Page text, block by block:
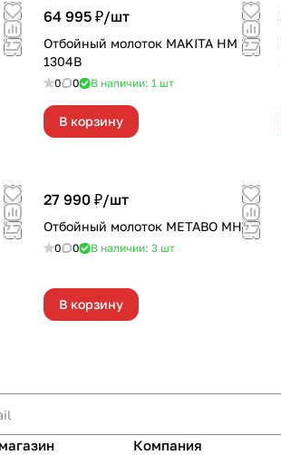
64 995 ₽/шт
Отбойный молоток MAKITA HM
1304В
0 0 В наличии: 1 шт
В корзину
27 990 ₽/шт
Отбойный молоток METABO MH 5
0 0 В наличии: 3 шт
В корзину
Компания